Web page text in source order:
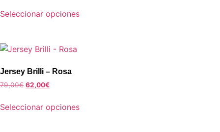
Seleccionar opciones
Jersey Brilli – Rosa
79,00€ 62,00€
Seleccionar opciones